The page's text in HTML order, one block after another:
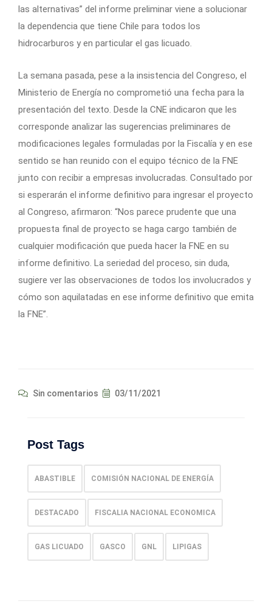
las alternativas” del informe preliminar viene a solucionar
la dependencia que tiene Chile para todos los
hidrocarburos y en particular el gas licuado.
La semana pasada, pese a la insistencia del Congreso, el
Ministerio de Energía no comprometió una fecha para la
presentación del texto. Desde la CNE indicaron que les
corresponde analizar las sugerencias preliminares de
modificaciones legales formuladas por la Fiscalía y en ese
sentido se han reunido con el equipo técnico de la FNE
junto con recibir a empresas involucradas. Consultado por
si esperarán el informe definitivo para ingresar el proyecto
al Congreso, afirmaron: “Nos parece prudente que una
propuesta final de proyecto se haga cargo también de
cualquier modificación que pueda hacer la FNE en su
informe definitivo. La seriedad del proceso, sin duda,
sugiere ver las observaciones de todos los involucrados y
cómo son aquilatadas en ese informe definitivo que emita
la FNE”.
Sin comentarios 03/11/2021
Post Tags
ABASTIBLE COMISIÓN NACIONAL DE ENERGÍA
DESTACADO FISCALIA NACIONAL ECONOMICA
GAS LICUADO GASCO GNL LIPIGAS